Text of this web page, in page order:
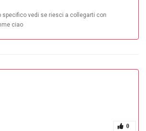
specifico vedi se riesci a collegarti con
ciao
0